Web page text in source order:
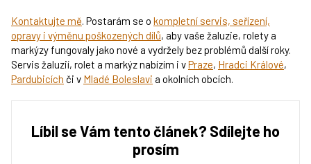
Kontaktujte mě. Postarám se o kompletní servis, seřízení,
opravy i výměnu poškozených dílů, aby vaše žaluzie, rolety a
markýzy fungovaly jako nové a vydržely bez problémů další roky.
Servis žaluzií, rolet a markýz nabízím i vPraze, Hradci Králové,
Pardubicích či v Mladé Boleslavi a okolních obcích.
Líbil se Vám tento článek? Sdílejte ho
prosím